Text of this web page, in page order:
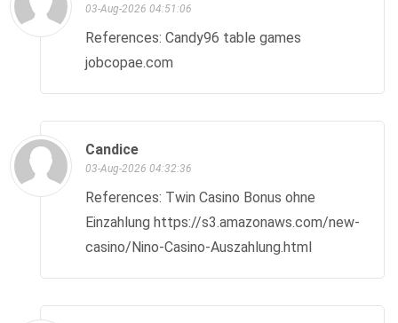
03-Aug-2026 04:51:06
References: Candy96 table games
jobcopae.com
Candice
03-Aug-2026 04:32:36
References: Twin Casino Bonus ohne
Einzahlung https://s3.amazonaws.com/new-
casino/Nino-Casino-Auszahlung.html